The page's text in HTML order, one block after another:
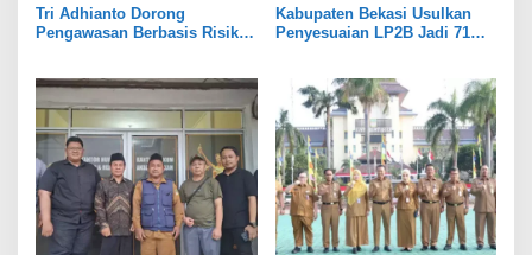
Tri Adhianto Dorong
Pengawasan Berbasis Risiko,
Kabupaten Bekasi Usulkan
Penyesuaian LP2B Jadi 71